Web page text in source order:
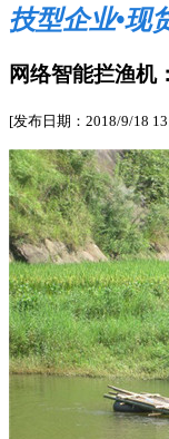
技型企业•现
网络智能拦渔机
[发布日期：2018/9/18